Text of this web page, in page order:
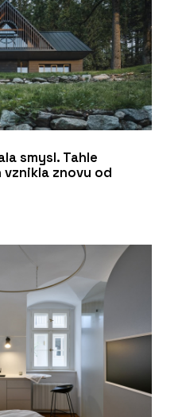
smysl. Tahle
vznikla znovu od